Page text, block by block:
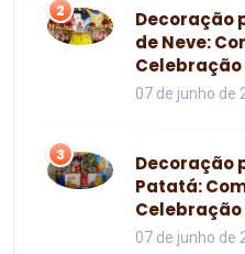
2
Decoração
de Neve:
07 de junho de
3
Decoração
Patatá:
Celebração
07 de junho de